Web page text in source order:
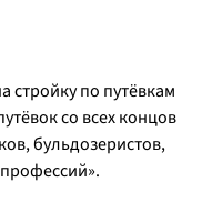
по путёвкам
со всех концов
бульдозеристов,